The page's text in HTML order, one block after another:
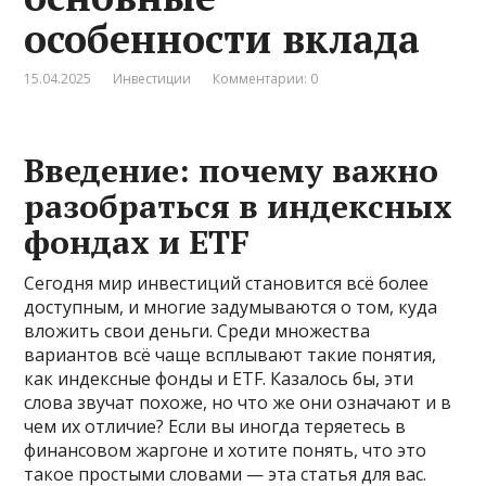
особенности вклада
15.04.2025 Инвестиции Комментарии: 0
Введение: почему важно
разобраться в индексных
фондах и ETF
Сегодня мир инвестиций становится всё более
доступным, и многие задумываются о том, куда
вложить свои деньги. Среди множества
вариантов всё чаще всплывают такие понятия,
как индексные фонды и ETF. Казалось бы, эти
слова звучат похоже, но что же они означают и в
чем их отличие? Если вы иногда теряетесь в
финансовом жаргоне и хотите понять, что это
такое простыми словами — эта статья для вас.